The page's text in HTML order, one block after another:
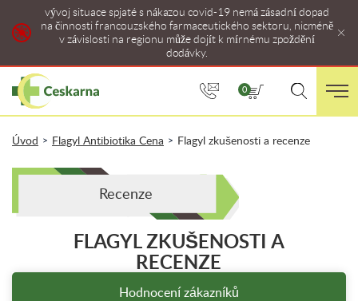
vývoj situace spjaté s nákazou covid-19 nemá zásadní dopad
na činnosti francouzského farmaceutického sektoru, nicméně
v závislosti na regionu může dojít k mírnému zpoždění
dodávky.
0
Úvod > Flagyl Antibiotika Cena > Flagyl zkušenosti a recenze
Recenze
FLAGYL ZKUŠENOSTI A
RECENZE
Hodnocení zákazníků